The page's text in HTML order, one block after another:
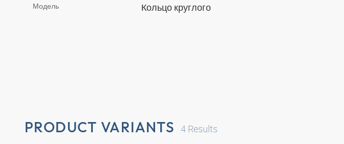
Модель Кольцо круглого
PRODUCT VARIANTS 4 Results